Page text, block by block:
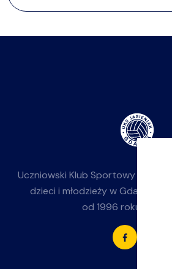
Uczniowski Klub Sportowy
dzieci i młodzieży w Gdańsku-
od 1996 roku przy